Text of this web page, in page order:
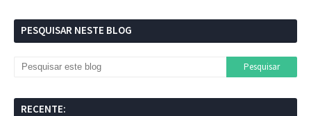
PESQUISAR NESTE BLOG
RECENTE: